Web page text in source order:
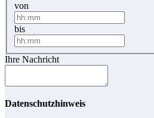
von
bis
Ihre Nachricht
Datenschutzhinweis